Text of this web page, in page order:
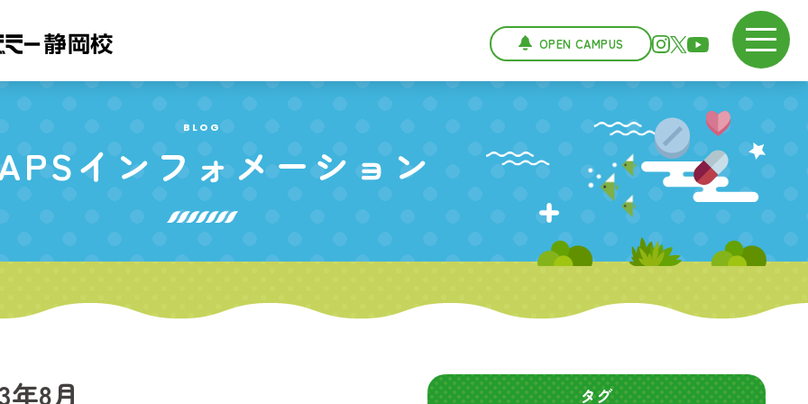
OPEN CAMPUS
BLOG
インフォメーション
年8月 タグ